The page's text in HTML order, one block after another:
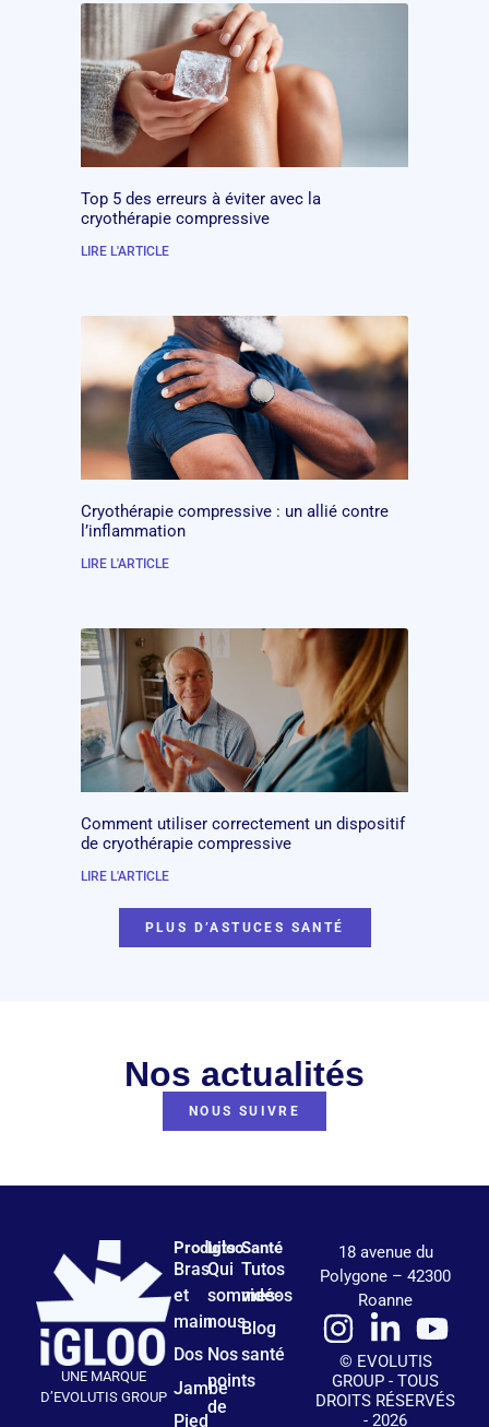
Top 5 des erreurs à éviter avec la
cryothérapie compressive
LIRE L'ARTICLE
Cryothérapie compressive : un allié contre
l’inflammation
LIRE L'ARTICLE
Comment utiliser correctement un dispositif
de cryothérapie compressive
LIRE L'ARTICLE
PLUS D’ASTUCES SANTÉ
Nos actualités
NOUS SUIVRE
UNE MARQUE
D’EVOLUTIS GROUP
Produits
Bras
et
main
Dos
Jambe
Pied
Igloo
Qui
sommes-
nous
Nos
points
de
Santé
Tutos
vidéos
Blog
santé
18 avenue du
Polygone – 42300
Roanne
© EVOLUTIS
GROUP - TOUS
DROITS RÉSERVÉS
- 2026